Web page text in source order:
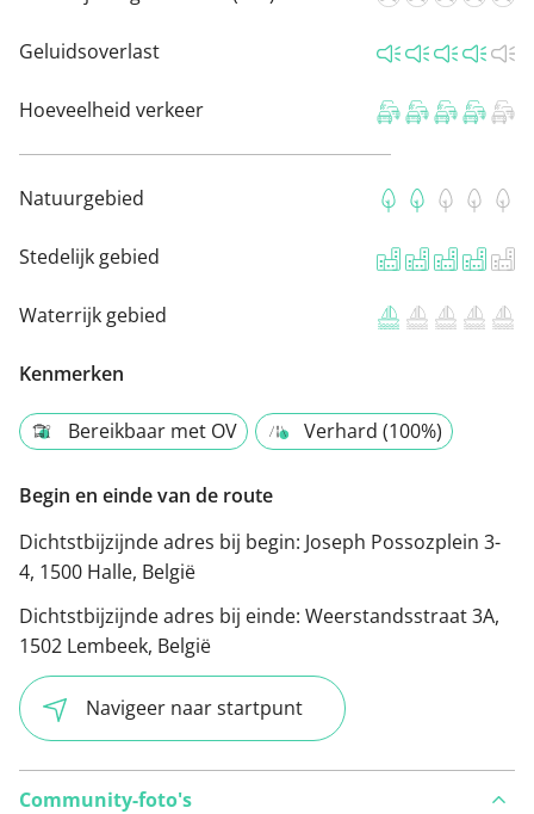
Geluidsoverlast
Hoeveelheid verkeer
Natuurgebied
Stedelijk gebied
Waterrijk gebied
Kenmerken
Bereikbaar met OV Verhard (100%)
Begin en einde van de route
Dichtstbijzijnde adres bij begin: Joseph Possozplein 3-
4, 1500 Halle, België
Dichtstbijzijnde adres bij einde: Weerstandsstraat 3A,
1502 Lembeek, België
Navigeer naar startpunt
Community-foto's